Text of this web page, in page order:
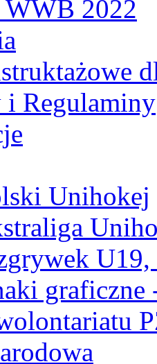
2022
i Regulaminy
Unihokej
graficzne